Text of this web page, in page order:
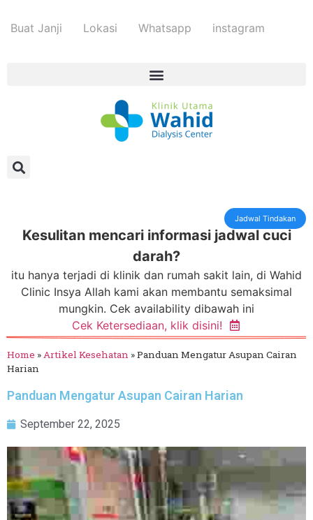
Buat Janji Lokasi Whatsapp instagram
Kesulitan mencari informasi jadwal cuci
darah?
itu hanya terjadi di klinik dan rumah sakit lain, di Wahid
Clinic Insya Allah kami akan membantu semaksimal
mungkin. Cek availability dibawah ini
Cek Ketersediaan, klik disini!
Jadwal Tindakan
Home »Artikel Kesehatan »Panduan Mengatur Asupan Cairan
Harian
Panduan Mengatur Asupan Cairan Harian
September 22, 2025